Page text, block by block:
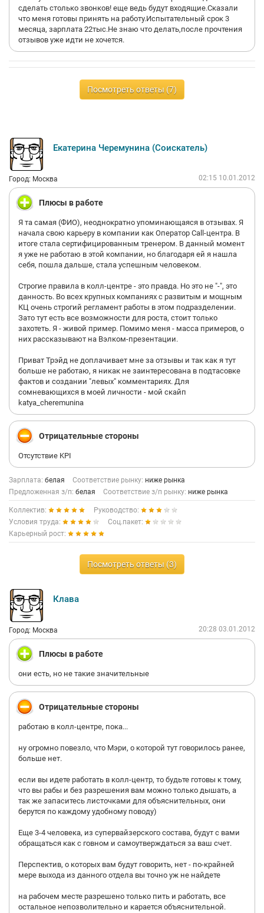
организации рабочего места.
Перспективы:
Безусловно, перспективы для роста есть в любой компании,
но, к сожалению, не для каждого.
Здесь, необходимо быть очень близким к руководству.
Красивый, современный офис, ранее занимаемый
компанией Яндекс, расположенный отнюдь не в шаговой
доступности от "метро". Молодой руководитель, успешный
предприниматель, быстроразвивающаяся компания - чем не
мотивация к трудоустройству? Но только какими способами
они строят команду?! ...
будем настораживать внимание на те нюансы, которые не
тревожили ранее нас.
компании вашей мечты!
сделать столько звонков! еще ведь будут входящие.Сказали
что меня готовы принять на работу.Испытательный срок 3
месяца, зарплата 22тыс.Не знаю что делать,после прочтения
отзывов уже идти не хочется.
Посмотреть ответы (7)
Екатерина Черемунина (Соискатель)
Город: Москва 02:15 10.01.2012
Плюсы в работе
Я та самая (ФИО), неоднократно упоминающаяся в отзывах. Я
начала свою карьеру в компании как Оператор Call-центра. В
итоге стала сертифицированным тренером. В данный момент
я уже не работаю в этой компании, но благодаря ей я нашла
себя, пошла дальше, стала успешным человеком.
Строгие правила в колл-центре - это правда. Но это не "-", это
данность. Во всех крупных компаниях с развитым и мощным
КЦ очень строгий регламент работы в этом подразделении.
Зато тут есть все возможности для роста, стоит только
захотеть. Я - живой пример. Помимо меня - масса примеров, о
них рассказывают на Вэлком-презентации.
Приват Трэйд не доплачивает мне за отзывы и так как я тут
больше не работаю, я никак не заинтересована в подтасовке
фактов и создании "левых" комментариях. Для
сомневающихся в моей личности - мой скайп
katya_cheremunina
Отрицательные стороны
Отсутствие KPI
Зарплата: белая Соответствие рынку: ниже рынка
Предложенная з/п: белая Соответствие з/п рынку: ниже рынка
Коллектив:
Руководство:
Условия труда:
Соц.пакет:
Карьерный рост:
Посмотреть ответы (3)
Клава
Город: Москва 20:28 03.01.2012
Плюсы в работе
они есть, но не такие значительные
Отрицательные стороны
работаю в колл-центре, пока...
ну огромно повезло, что Мэри, о которой тут говорилось ранее,
больше нет.
если вы идете работать в колл-центр, то будьте готовы к тому,
что вы рабы и без разрешения вам можно только дышать, а
так же запаситесь листочками для объяснительных, они
берутся по каждому удобному поводу)
Еще 3-4 человека, из супервайзерского состава, будут с вами
обращаться как с говном и самоутверждаться за ваш счет.
Перспектив, о которых вам будут говорить, нет - по-крайней
мере выхода из данного отдела вы точно уж не найдете
на рабочем месте разрешено только пить и работать, все
остальное непозволительно и карается объяснительной.